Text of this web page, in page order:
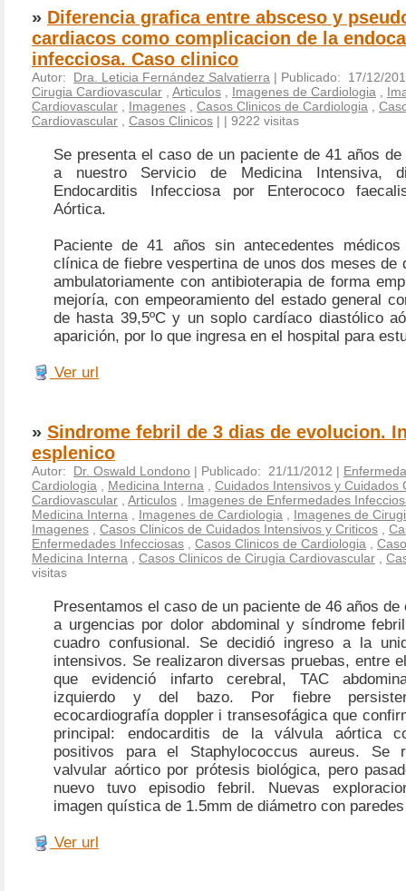
» Diferencia grafica entre absceso y
cardiacos como complicacion de la
infecciosa. Caso clinico
Autor: Dra. Leticia Fernández Salvatierra | Publicado: 17/12/
Cirugia Cardiovascular
Articulos Imagenes de Cardiologia
Cardiovascular
Imagenes Casos Clinicos de Cardiologia
Cardiovascular
Casos Clinicos | | 9222 visitas
Se presenta el caso de un paciente de 41 años de
a nuestro Servicio de Medicina Intensiva,
Endocarditis Infecciosa por Enterococo
Aórtica.
Paciente de 41 años sin antecedentes
clínica de fiebre vespertina de unos dos meses de
ambulatoriamente con antibioterapia de forma
mejoría, con empeoramiento del estado general
de hasta 39,5ºC y un soplo cardíaco diastólico
aparición, por lo que ingresa en el hospital para
Ver url
» Sindrome febril de 3 dias de evolucion.
esplenico
Autor: Dr. Oswald Londono | Publicado: 21/11/2012 |
Cardiologia
Medicina Interna
Cuidados Intensivos y Cuidados
Cardiovascular
Articulos
Imagenes de Enfermedades
Medicina Interna
Imagenes de Cardiologia
Imagenes de
Imagenes
Casos Clinicos de Cuidados Intensivos y Criticos
Enfermedades Infecciosas
Casos Clinicos de Cardiologia
Medicina Interna
Casos Clinicos de Cirugia Cardiovascular
visitas
Presentamos el caso de un paciente de 46 años de
a urgencias por dolor abdominal y síndrome
cuadro confusional. Se decidió ingreso a la
intensivos. Se realizaron diversas pruebas, entre
que evidenció infarto cerebral, TAC
izquierdo y del bazo. Por fiebre
ecocardiografía doppler i transesofágica que
principal: endocarditis de la válvula aórtica
positivos para el Staphylococcus aureus. Se
valvular aórtico por prótesis biológica, pero
nuevo tuvo episodio febril. Nuevas
imagen quística de 1.5mm de diámetro con
Ver url